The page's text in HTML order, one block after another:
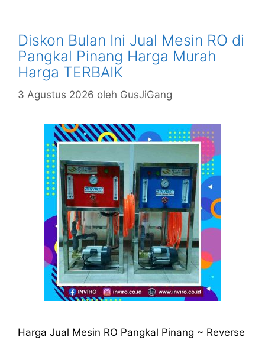
Diskon Bulan Ini Jual Mesin RO di
Pangkal Pinang Harga Murah
Harga TERBAIK
3 Agustus 2026 oleh GusJiGang
Harga Jual Mesin RO Pangkal Pinang ~ Reverse